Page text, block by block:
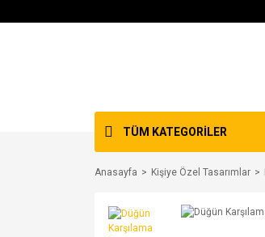
TÜM KATEGORİLER
Anasayfa Kişiye Özel Tasarımlar